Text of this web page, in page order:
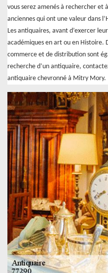
vous serez amenés à rechercher et
anciennes qui ont une valeur dans
Les antiquaires, avant d’exercer
académiques en art ou en Histoire.
commerce et de distribution sont
recherche d’un antiquaire,
antiquaire chevronné à Mitry Mory.